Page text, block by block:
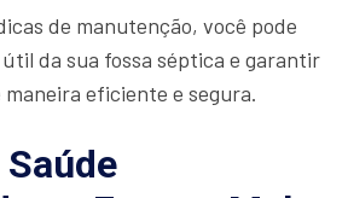
de manutenção, você pode
da sua fossa séptica e garantir
maneira eficiente e segura.